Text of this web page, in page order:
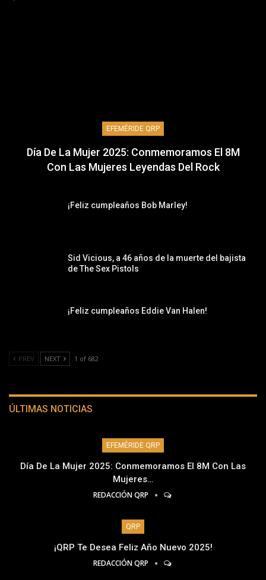
EFEMÉRIDE QRP
Día De La Mujer 2025: Conmemoramos El 8M
Con Las Mujeres Leyendas Del Rock
¡Feliz cumpleaños Bob Marley!
Sid Vicious, a 46 años de la muerte del bajista
de The Sex Pistols
¡Feliz cumpleaños Eddie Van Halen!
PREV NEXT 1 of 682
ÚLTIMAS NOTICIAS
EFEMÉRIDE QRP
Día De La Mujer 2025: Conmemoramos El 8M Con Las
Mujeres…
REDACCIÓN QRP
QRP
¡QRP Te Desea Feliz Año Nuevo 2025!
REDACCIÓN QRP